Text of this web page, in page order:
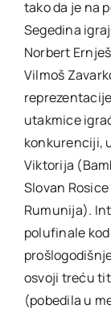
tako da je na
Segedina
Norbert
Vilmoš
utakmice
konkurenciji,
Viktorija
Slovan
Rumunija).
polufinale
osvoji treću
(pobedila u